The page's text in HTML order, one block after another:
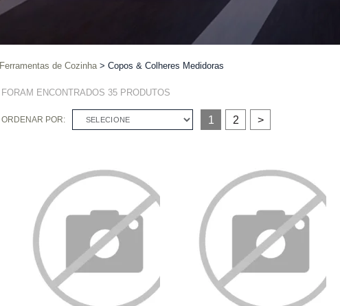
Ferramentas de Cozinha Copos & Colheres Medidoras
FORAM ENCONTRADOS 35PRODUTOS
ORDENAR POR: SELECIONE 1 2 >